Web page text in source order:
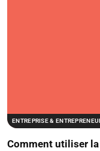
ENTREPRISE &
Comment utiliser